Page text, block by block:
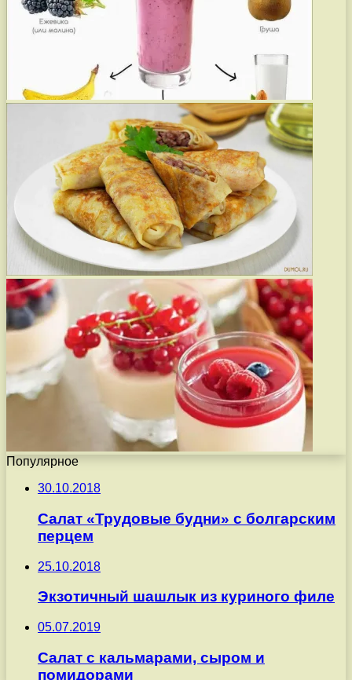
Популярное
30.10.2018
Салат «Трудовые будни» с болгарским
перцем
25.10.2018
Экзотичный шашлык из куриного филе
05.07.2019
Салат с кальмарами, сыром и
помидорами